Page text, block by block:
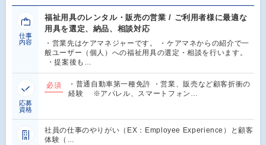
仕事
内容
福祉用具のレンタル・販売の営業 / ご利用者様に最適な
用具を選定、納品、相談対応
・営業先はケアマネジャーです。 ・ケアマネからの紹介で一
般ユーザー（個人）への福祉用具の選定・相談を行います。
・提案後も…
応募
資格
必須
・普通自動車第一種免許 ・営業、販売など顧客折衝の
経験 ※アパレル、スマートフォン…
社員の仕事のやりがい（EX：Employee Experience）と顧客
体験（…